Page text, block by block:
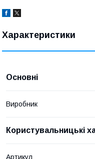
Характеристики
Основні
Виробник
Користувальницькі
Артикул